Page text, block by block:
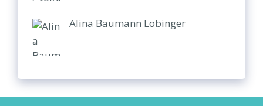
Alina Baumann Lobinger